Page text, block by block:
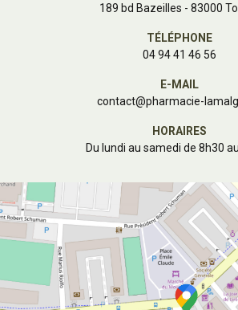
189 bd Bazeilles - 83000
TÉLÉPHONE
04 94 41 46 56
E-MAIL
contact@pharmacie-
HORAIRES
Du lundi au samedi de 8h30